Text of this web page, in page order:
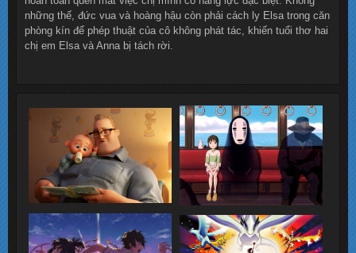
những thế, đức vua và hoàng hậu còn phải cách ly Elsa trong căn
phòng kín để phép thuật của cô không phát tác, khiến tuổi thơ hai
chị em Elsa và Anna bị tách rời.